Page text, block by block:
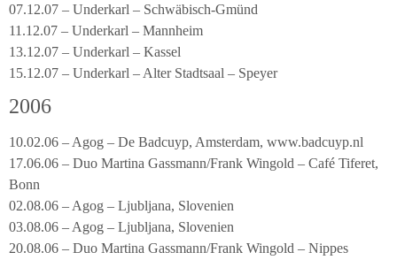
07.12.07 – Underkarl – Schwäbisch-Gmünd
11.12.07 – Underkarl – Mannheim
13.12.07 – Underkarl – Kassel
15.12.07 – Underkarl – Alter Stadtsaal – Speyer
2006
10.02.06 – Agog – De Badcuyp, Amsterdam, www.badcuyp.nl
17.06.06 – Duo Martina Gassmann/Frank Wingold – Café Tiferet,
Bonn
02.08.06 – Agog – Ljubljana, Slovenien
03.08.06 – Agog – Ljubljana, Slovenien
20.08.06 – Duo Martina Gassmann/Frank Wingold – Nippes